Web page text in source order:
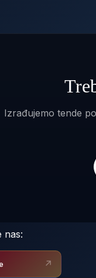
Izrađujemo tende
nas:
↗